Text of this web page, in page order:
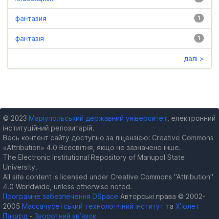
1
фантазия
1
фантазія
далі >
© 2023 Маріупольський державний університет , електронний
інституційний репозитарій.
Весь контент сайту доступно за ліцензією: Creative Commons
«Attribution» 4.0 Всесвітня, якщо не зазначено інше.
The Electronic Institutional Repository of Mariupol State
University.
All site content is licensed under Creative Commons "Attribution"
4.0 Worldwide, unless otherwise noted.
Програмне забезпечення DSpace Авторські права © 2002-
2005 Массачусетський технологічний інститут та Х’юлет
Пакард - Зворотний зв’язок